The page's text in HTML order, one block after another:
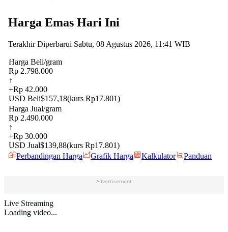
Advertisement
Live Streaming
Loading video...